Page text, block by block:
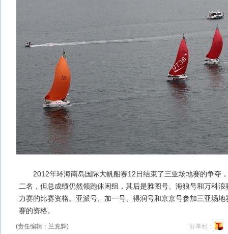
2012年环海南岛国际大帆船赛12日结束了三亚场地赛的争夺
二名，但总成绩仍然领跑休闲组，其后是雅图号、海狼号和万科
力赛的比赛资格。亚派号、加一号、得润号和京京号参加三亚场
赛的资格。
(责任编辑：兰克辉) 分享到：